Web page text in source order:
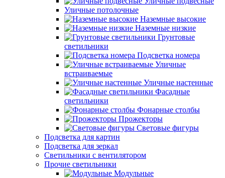
Уличные потолочные
Наземные высокие
Наземные низкие
Грунтовые
светильники
Подсветка номера
Уличные
встраиваемые
Уличные настенные
Фасадные
светильники
Фонарные столбы
Прожекторы
Световые фигуры
Подсветка для картин
Подсветка для зеркал
Светильники с вентилятором
Прочие светильники
Модульные